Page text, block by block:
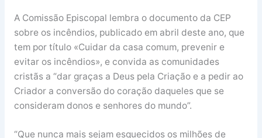
A Comissão Episcopal lembra o documento da CEP
sobre os incêndios, publicado em abril deste ano, que
tem por título «Cuidar da casa comum, prevenir e
evitar os incêndios», e convida as comunidades
cristãs a “dar graças a Deus pela Criação e a pedir ao
Criador a conversão do coração daqueles que se
consideram donos e senhores do mundo”.
“Que nunca mais sejam esquecidos os milhões de